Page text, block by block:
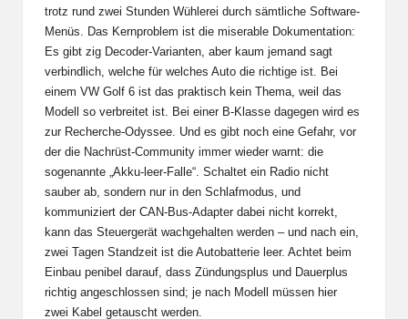
trotz rund zwei Stunden Wühlerei durch sämtliche Software-
Menüs. Das Kernproblem ist die miserable Dokumentation:
Es gibt zig Decoder-Varianten, aber kaum jemand sagt
verbindlich, welche für welches Auto die richtige ist. Bei
einem VW Golf 6 ist das praktisch kein Thema, weil das
Modell so verbreitet ist. Bei einer B-Klasse dagegen wird es
zur Recherche-Odyssee. Und es gibt noch eine Gefahr, vor
der die Nachrüst-Community immer wieder warnt: die
sogenannte „Akku-leer-Falle“. Schaltet ein Radio nicht
sauber ab, sondern nur in den Schlafmodus, und
kommuniziert der CAN-Bus-Adapter dabei nicht korrekt,
kann das Steuergerät wachgehalten werden – und nach ein,
zwei Tagen Standzeit ist die Autobatterie leer. Achtet beim
Einbau penibel darauf, dass Zündungsplus und Dauerplus
richtig angeschlossen sind; je nach Modell müssen hier
zwei Kabel getauscht werden.